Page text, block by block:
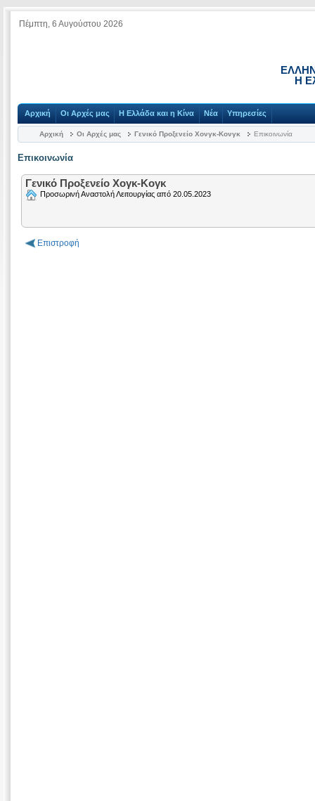
Πέμπτη, 6 Αυγούστου 2026
Η
Αρχική Οι Αρχές μας Η Ελλάδα και η Κίνα Νέα Υπηρεσίες
Αρχική Οι Αρχές μας Γενικό Προξενείο Χονγκ-Κονγκ Επικοινωνία
Επικοινωνία
Γενικό Προξενείο Χογκ-Κογκ
Προσωρινή Αναστολή Λειτουργίας από 20.05.2023
Επιστροφή